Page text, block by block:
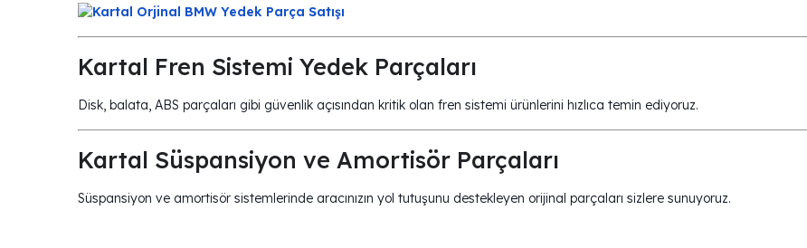
Kartal Fren Sistemi Yedek Parçaları
Disk, balata, ABS parçaları gibi güvenlik açısından kritik olan fren sistemi ürünlerini hızlıca temin ediyoruz.
Kartal Süspansiyon ve Amortisör Parçaları
Süspansiyon ve amortisör sistemlerinde aracınızın yol tutuşunu destekleyen orijinal parçaları sizlere sunuyoruz.